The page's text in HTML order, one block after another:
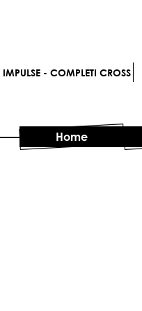
IMPULSE - COMPLETI CROSS
Home